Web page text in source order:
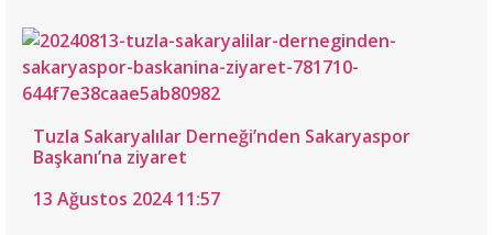
Tuzla Sakaryalılar Derneği’nden Sakaryaspor
Başkanı’na ziyaret
13 Ağustos 2024 11:57